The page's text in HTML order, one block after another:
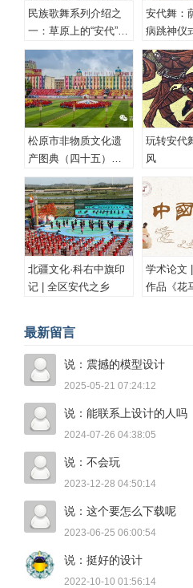
民族歌舞系列介绍之
一：草原上的“安代”和
安代舞
安代舞：
病跳神仪
的心理治
松原市非物质文化遗
产图典（四十五）蒙
古族安代舞
玩转安代
风
北疆文化·科右中旗印
记 | 全区安代之乡
学术论文
作品《花
最新留言
说：震撼的模型设计
2025-05-21 07:24:12
说：能联系上设计的人吗
2024-07-26 04:38:05
说：不会玩
2023-12-28 04:50:14
说：这个要怎么下载呢
2023-06-25 06:00:54
说：挺好的设计
2022-10-10 01:56:14